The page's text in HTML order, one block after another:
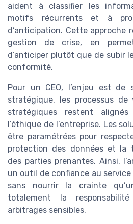
aident à classifier les
motifs récurrents et à
d’anticipation. Cette approche
gestion de crise, en
d’anticiper plutôt que de subir
conformité.
Pour un CEO, l’enjeu est de
stratégique, les processus
stratégiques restent
l’éthique de l’entreprise. Les
être paramétrées pour
protection des données et la
des parties prenantes. Ainsi,
un outil de confiance au service
sans nourrir la crainte
totalement la
arbitrages sensibles.